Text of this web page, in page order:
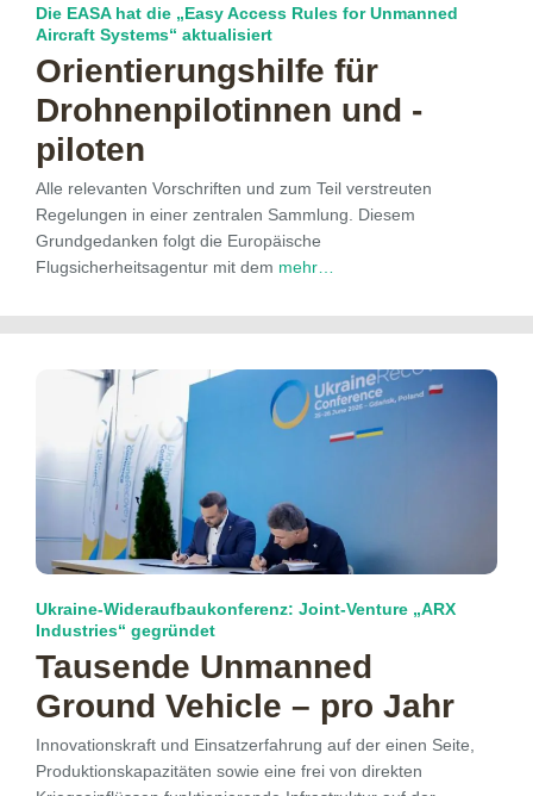
Die EASA hat die „Easy Access Rules for Unmanned
Aircraft Systems“ aktualisiert
Orientierungs­hilfe für
Drohnen­pilotinnen und -
piloten
Alle relevanten Vorschriften und zum Teil verstreuten
Regelungen in einer zentralen Sammlung. Diesem
Grundgedanken folgt die Europäische
Flugsicherheitsagentur mit dem mehr…
Ukraine-Wideraufbaukonferenz: Joint-Venture „ARX
Industries“ gegründet
Tausende Unmanned
Ground Vehicle – pro Jahr
Innovationskraft und Einsatzerfahrung auf der einen Seite,
Produktionskapazitäten sowie eine frei von direkten